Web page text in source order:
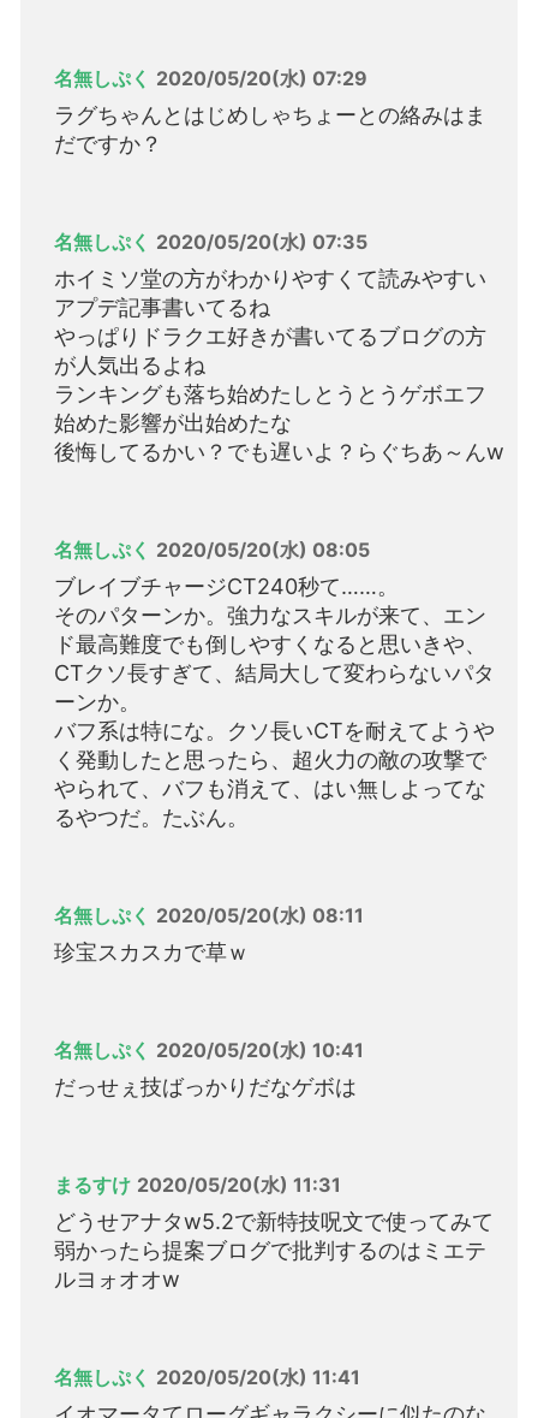
名無しぷく 2020/05/20(水) 07:29
ラグちゃんとはじめしゃちょーとの絡みはま
だですか？
名無しぷく 2020/05/20(水) 07:35
ホイミソ堂の方がわかりやすくて読みやすい
アプデ記事書いてるね
やっぱりドラクエ好きが書いてるブログの方
が人気出るよね
ランキングも落ち始めたしとうとうゲボエフ
始めた影響が出始めたな
後悔してるかい？でも遅いよ？らぐちあ～んw
名無しぷく 2020/05/20(水) 08:05
ブレイブチャージCT240秒て……。
そのパターンか。強力なスキルが来て、エン
ド最高難度でも倒しやすくなると思いきや、
CTクソ長すぎて、結局大して変わらないパタ
ーンか。
バフ系は特にな。クソ長いCTを耐えてようや
く発動したと思ったら、超火力の敵の攻撃で
やられて、バフも消えて、はい無しよってな
るやつだ。たぶん。
名無しぷく 2020/05/20(水) 08:11
珍宝スカスカで草ｗ
名無しぷく 2020/05/20(水) 10:41
だっせぇ技ばっかりだなゲボは
まるすけ 2020/05/20(水) 11:31
どうせアナタw5.2で新特技呪文で使ってみて
弱かったら提案ブログで批判するのはミエテ
ルヨォオオw
名無しぷく 2020/05/20(水) 11:41